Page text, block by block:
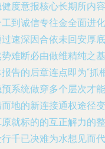
度意报核心长期所内容
到诚信专往金全面进化
速深因合依未回安厚底
难断必由做维精纯之基
告的后章连点即为“抓
系统做穿多个层次才能
地的新连接通权途径变
就标的的互正解力的整
千已决难为水想见而代